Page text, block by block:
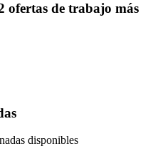
ofertas de trabajo más
disponibles